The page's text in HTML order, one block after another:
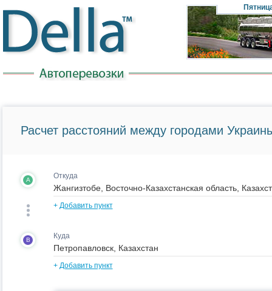
Расчет расстояний между городами
A Откуда
+ Добавить пункт
B Куда
+ Добавить пункт